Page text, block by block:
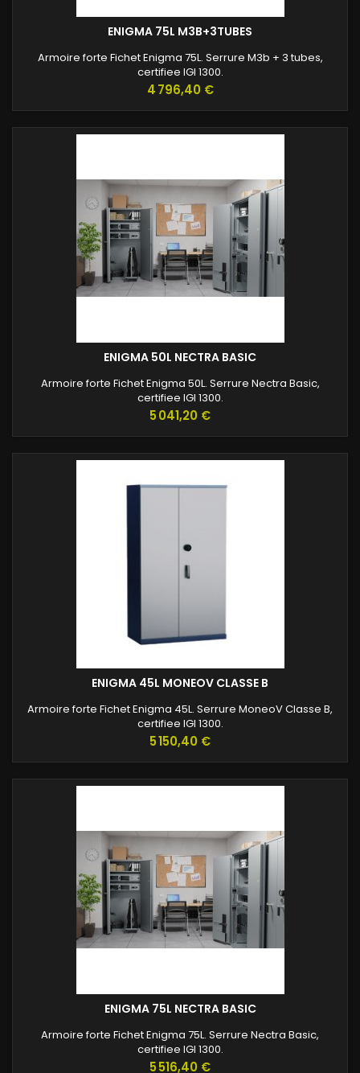
ENIGMA 75L M3B+3TUBES
Armoire forte Fichet Enigma 75L. Serrure M3b + 3 tubes,
certifiee IGI 1300.
Prix
4 796,40 €
ENIGMA 50L NECTRA BASIC
Armoire forte Fichet Enigma 50L. Serrure Nectra Basic,
certifiee IGI 1300.
Prix
5 041,20 €
ENIGMA 45L MONEOV CLASSE B
Armoire forte Fichet Enigma 45L. Serrure MoneoV Classe B,
certifiee IGI 1300.
Prix
5 150,40 €
ENIGMA 75L NECTRA BASIC
Armoire forte Fichet Enigma 75L. Serrure Nectra Basic,
certifiee IGI 1300.
Prix
5 516,40 €